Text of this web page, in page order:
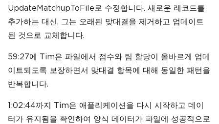
UpdateMatchupToFile로 수정합니다. 새로운 레코드를
추가하는 대신, 그는 오래된 맞대결을 제거하고 업데이트
된 것으로 교체합니다.
59:27에 Tim은 파일에서 점수와 팀 할당이 올바르게 업데
이트되도록 보장하면서 맞대결 항목에 대해 동일한 패턴을
반복합니다.
1:02:44까지 Tim은 애플리케이션을 다시 시작하고 데이
터가 유지됨을 확인하여 양식 데이터가 파일에 성공적으로